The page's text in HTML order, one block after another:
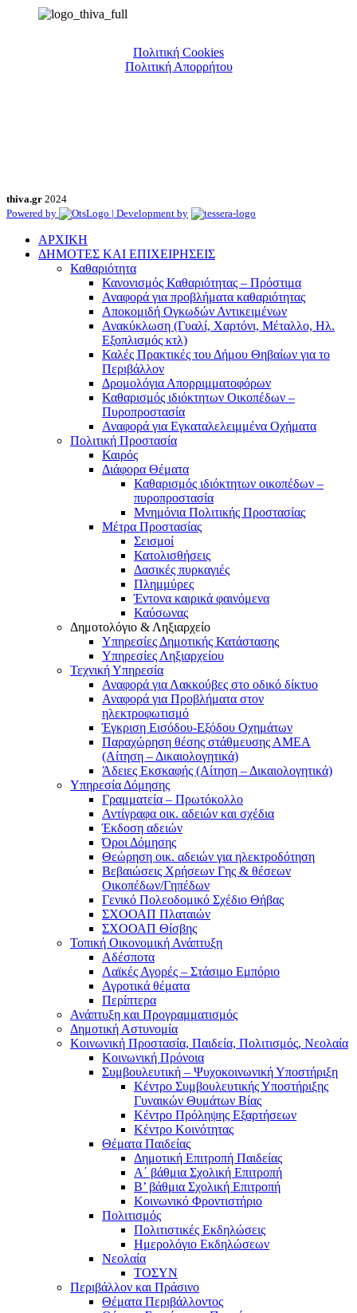
Πολιτική Cookies
Πολιτική Απορρήτου
thiva.gr 2024
Powered by
| Development by
ΑΡΧΙΚΗ
ΔΗΜΟΤΕΣ ΚΑΙ ΕΠΙΧΕΙΡΗΣΕΙΣ
Καθαριότητα
Κανονισμός Καθαριότητας – Πρόστιμα
Αναφορά για προβλήματα καθαριότητας
Αποκομιδή Ογκωδών Αντικειμένων
Ανακύκλωση (Γυαλί, Χαρτόνι, Μέταλλο, Ηλ.
Εξοπλισμός κτλ)
Καλές Πρακτικές του Δήμου Θηβαίων για το
Περιβάλλον
Δρομολόγια Απορριμματοφόρων
Καθαρισμός ιδιόκτητων Οικοπέδων –
Πυροπροστασία
Αναφορά για Εγκαταλελειμμένα Οχήματα
Πολιτική Προστασία
Καιρός
Διάφορα Θέματα
Καθαρισμός ιδιόκτητων οικοπέδων –
πυροπροστασία
Μνημόνια Πολιτικής Προστασίας
Μέτρα Προστασίας
Σεισμοί
Κατολισθήσεις
Δασικές πυρκαγιές
Πλημμύρες
Έντονα καιρικά φαινόμενα
Καύσωνας
Δημοτολόγιο & Ληξιαρχείο
Υπηρεσίες Δημοτικής Κατάστασης
Υπηρεσίες Ληξιαρχείου
Τεχνική Υπηρεσία
Αναφορά για Λακκούβες στο οδικό δίκτυο
Αναφορά για Προβλήματα στον
ηλεκτροφωτισμό
Έγκριση Εισόδου-Εξόδου Οχημάτων
Παραχώρηση θέσης στάθμευσης ΑΜΕΑ
(Αίτηση – Δικαιολογητικά)
Άδειες Εκσκαφής (Αίτηση – Δικαιολογητικά)
Υπηρεσία Δόμησης
Γραμματεία – Πρωτόκολλο
Αντίγραφα οικ. αδειών και σχέδια
Έκδοση αδειών
Όροι Δόμησης
Θεώρηση οικ. αδειών για ηλεκτροδότηση
Βεβαιώσεις Χρήσεων Γης & θέσεων
Οικοπέδων/Γηπέδων
Γενικό Πολεοδομικό Σχέδιο Θήβας
ΣΧΟΟΑΠ Πλαταιών
ΣΧΟΟΑΠ Θίσβης
Τοπική Οικονομική Ανάπτυξη
Αδέσποτα
Λαϊκές Αγορές – Στάσιμο Εμπόριο
Αγροτικά θέματα
Περίπτερα
Ανάπτυξη και Προγραμματισμός
Δημοτική Αστυνομία
Κοινωνική Προστασία, Παιδεία, Πολιτισμός, Νεολαία
Κοινωνική Πρόνοια
Συμβουλευτική – Ψυχοκοινωνική Υποστήριξη
Κέντρο Συμβουλευτικής Υποστήριξης
Γυναικών Θυμάτων Βίας
Κέντρο Πρόληψης Εξαρτήσεων
Κέντρο Κοινότητας
Θέματα Παιδείας
Δημοτική Επιτροπή Παιδείας
Α΄ βάθμια Σχολική Επιτροπή
B’ βάθμια Σχολική Επιτροπή
Κοινωνικό Φροντιστήριο
Πολιτισμός
Πολιτιστικές Εκδηλώσεις
Ημερολόγιο Εκδηλώσεων
Νεολαία
ΤΟΣΥΝ
Περιβάλλον και Πράσινο
Θέματα Περιβάλλοντος